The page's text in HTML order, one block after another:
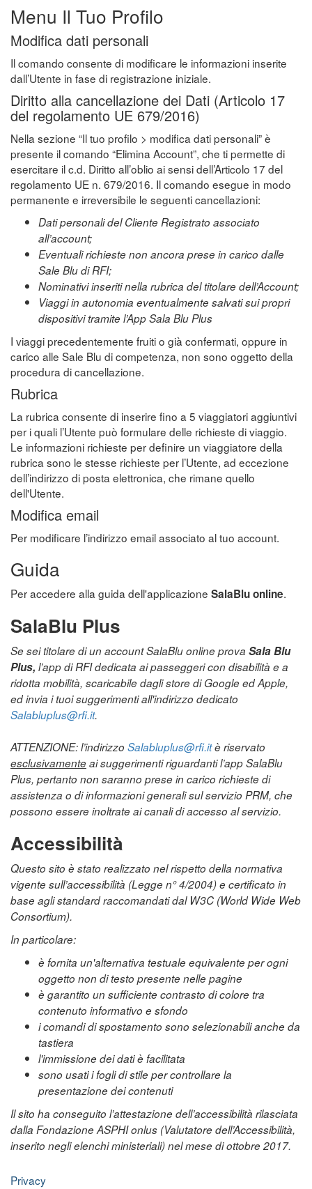
Menu Il Tuo Profilo
Modifica dati personali
Il comando consente di modificare le informazioni inserite
dall’Utente in fase di registrazione iniziale.
Diritto alla cancellazione dei Dati (Articolo 17
del regolamento UE 679/2016)
Nella sezione “Il tuo profilo > modifica dati personali” è
presente il comando “Elimina Account”, che ti permette di
esercitare il c.d. Diritto all’oblio ai sensi dell’Articolo 17 del
regolamento UE n. 679/2016. Il comando esegue in modo
permanente e irreversibile le seguenti cancellazioni:
Dati personali del Cliente Registrato associato
all’account;
Eventuali richieste non ancora prese in carico dalle
Sale Blu di RFI;
Nominativi inseriti nella rubrica del titolare dell’Account;
Viaggi in autonomia eventualmente salvati sui propri
dispositivi tramite l’App Sala Blu Plus
I viaggi precedentemente fruiti o già confermati, oppure in
carico alle Sale Blu di competenza, non sono oggetto della
procedura di cancellazione.
Rubrica
La rubrica consente di inserire fino a 5 viaggiatori aggiuntivi
per i quali l’Utente può formulare delle richieste di viaggio.
Le informazioni richieste per definire un viaggiatore della
rubrica sono le stesse richieste per l’Utente, ad eccezione
dell’indirizzo di posta elettronica, che rimane quello
dell'Utente.
Modifica email
Per modificare l’indirizzo email associato al tuo account.
Guida
Per accedere alla guida dell'applicazione SalaBlu online.
SalaBlu Plus
Se sei titolare di un account SalaBlu online prova Sala Blu
Plus, l’app di RFI dedicata ai passeggeri con disabilità e a
ridotta mobilità, scaricabile dagli store di Google ed Apple,
ed invia i tuoi suggerimenti all'indirizzo dedicato
Salabluplus@rfi.it.
ATTENZIONE: l’indirizzo Salabluplus@rfi.itè riservato
esclusivamenteai suggerimenti riguardanti l’app SalaBlu
Plus, pertanto non saranno prese in carico richieste di
assistenza o di informazioni generali sul servizio PRM, che
possono essere inoltrate ai canali di accesso al servizio.
Accessibilità
Questo sito è stato realizzato nel rispetto della normativa
vigente sull’accessibilità (Legge n° 4/2004) e certificato in
base agli standard raccomandati dal W3C (World Wide Web
Consortium).
In particolare:
è fornita un'alternativa testuale equivalente per ogni
oggetto non di testo presente nelle pagine
è garantito un sufficiente contrasto di colore tra
contenuto informativo e sfondo
i comandi di spostamento sono selezionabili anche da
tastiera
l'immissione dei dati è facilitata
sono usati i fogli di stile per controllare la
presentazione dei contenuti
Il sito ha conseguito l’attestazione dell’accessibilità rilasciata
dalla Fondazione ASPHI onlus (Valutatore dell’Accessibilità,
inserito negli elenchi ministeriali) nel mese di ottobre 2017.
Privacy